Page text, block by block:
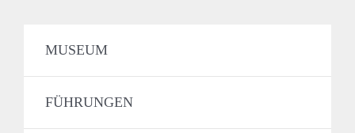
MUSEUM
FÜHRUNGEN